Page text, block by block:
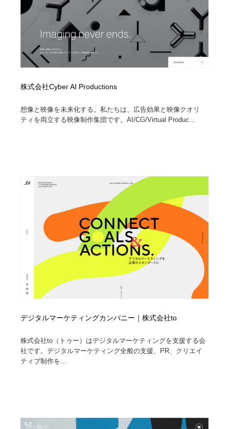
株式会社Cyber AI Productions
想像と映像を未来化する。私たちは、広告効果と映像クオリ
ティを両立する映像制作集団です。AI/CG/Virtual Produc...
デジタルマーケティングカンパニー｜株式会社to
株式会社to（トゥー）はデジタルマーケティングを支援する会
社です。デジタルマーケティング全般の支援、PR、クリエイ
ティブ制作を...